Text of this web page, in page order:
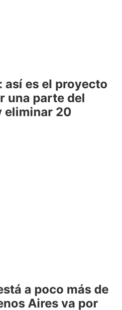
así es el proyecto
una parte del
eliminar 20
a poco más de
Aires va por